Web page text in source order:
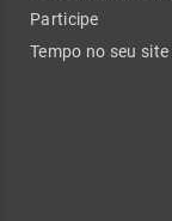
Participe
Tempo no seu site